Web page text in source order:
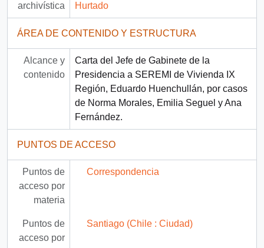
archivística
Hurtado
ÁREA DE CONTENIDO Y ESTRUCTURA
Alcance y
contenido
Carta del Jefe de Gabinete de la
Presidencia a SEREMI de Vivienda IX
Región, Eduardo Huenchullán, por casos
de Norma Morales, Emilia Seguel y Ana
Fernández.
PUNTOS DE ACCESO
Puntos de
acceso por
materia
Correspondencia
Puntos de
acceso por
Santiago (Chile : Ciudad)